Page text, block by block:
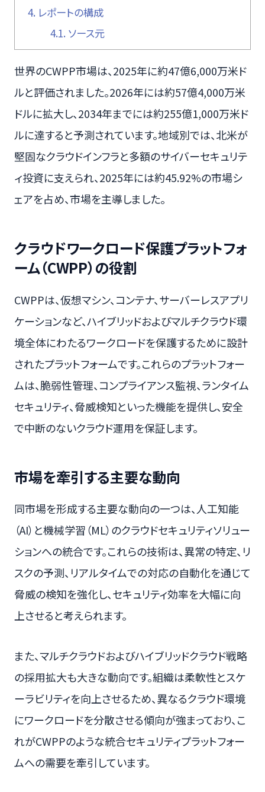
4. レポートの構成
4.1. ソース元
世界のCWPP市場は、2025年に約47億6,000万米ド
ルと評価されました。2026年には約57億4,000万米
ドルに拡大し、2034年までには約255億1,000万米ド
ルに達すると予測されています。地域別では、北米が
堅固なクラウドインフラと多額のサイバーセキュリテ
ィ投資に支えられ、2025年には約45.92%の市場シ
ェアを占め、市場を主導しました。
クラウドワークロード保護プラットフォ
ーム（CWPP）の役割
CWPPは、仮想マシン、コンテナ、サーバーレスアプリ
ケーションなど、ハイブリッドおよびマルチクラウド環
境全体にわたるワークロードを保護するために設計
されたプラットフォームです。これらのプラットフォー
ムは、脆弱性管理、コンプライアンス監視、ランタイム
セキュリティ、脅威検知といった機能を提供し、安全
で中断のないクラウド運用を保証します。
市場を牽引する主要な動向
同市場を形成する主要な動向の一つは、人工知能
（AI）と機械学習（ML）のクラウドセキュリティソリュー
ションへの統合です。これらの技術は、異常の特定、リ
スクの予測、リアルタイムでの対応の自動化を通じて
脅威の検知を強化し、セキュリティ効率を大幅に向
上させると考えられます。
また、マルチクラウドおよびハイブリッドクラウド戦略
の採用拡大も大きな動向です。組織は柔軟性とスケ
ーラビリティを向上させるため、異なるクラウド環境
にワークロードを分散させる傾向が強まっており、こ
れがCWPPのような統合セキュリティプラットフォー
ムへの需要を牽引しています。